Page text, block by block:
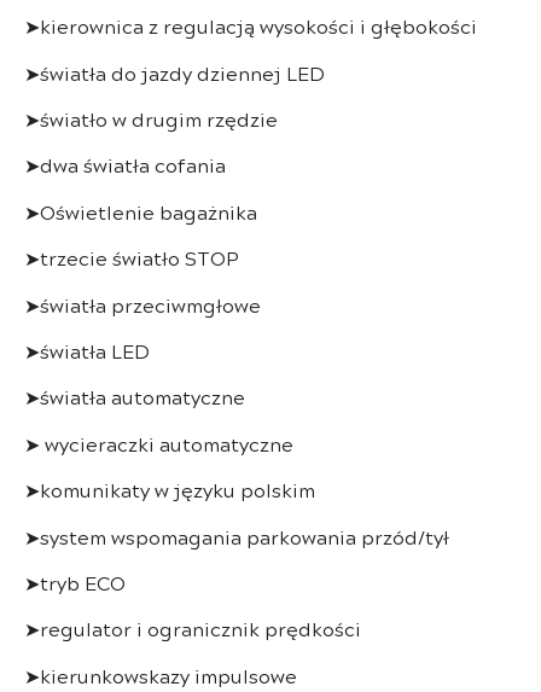
➤kierownica z regulacją wysokości i głębokości
➤światła do jazdy dziennej LED
➤światło w drugim rzędzie
➤dwa światła cofania
➤Oświetlenie bagażnika
➤trzecie światło STOP
➤światła przeciwmgłowe
➤światła LED
➤światła automatyczne
➤ wycieraczki automatyczne
➤komunikaty w języku polskim
➤system wspomagania parkowania przód/tył
➤tryb ECO
➤regulator i ogranicznik prędkości
➤kierunkowskazy impulsowe